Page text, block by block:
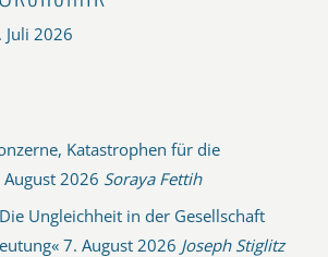
Juli 2026
Katastrophen für die
August 2026 Soraya Fettih
Ungleichheit in der Gesellschaft
7. August 2026 Joseph Stiglitz